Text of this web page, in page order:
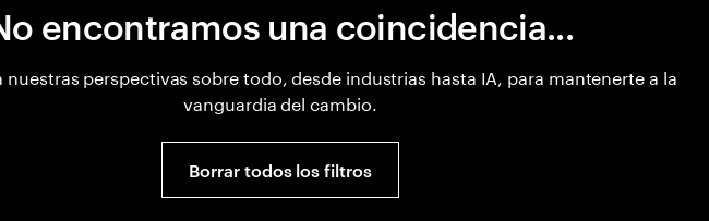
encontramos una coincidencia...
perspectivas sobre todo, desde industrias hasta IA, para mantenerte a la
vanguardia del cambio.
Borrar todos los filtros